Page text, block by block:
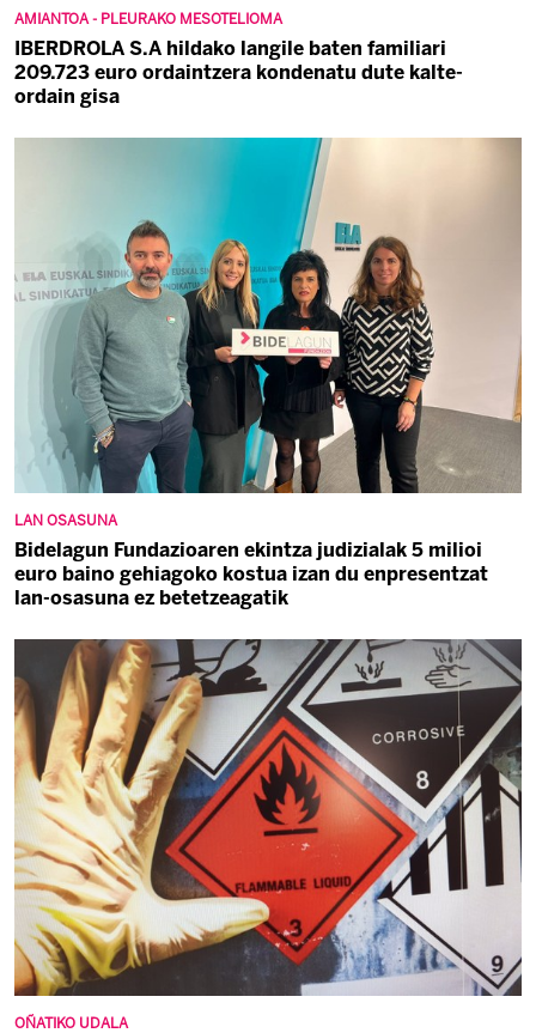
AMIANTOA - PLEURAKO MESOTELIOMA
IBERDROLA S.A hildako langile baten familiari
209.723 euro ordaintzera kondenatu dute kalte-
ordain gisa
LAN OSASUNA
Bidelagun Fundazioaren ekintza judizialak 5 milioi
euro baino gehiagoko kostua izan du enpresentzat
lan-osasuna ez betetzeagatik
OÑATIKO UDALA